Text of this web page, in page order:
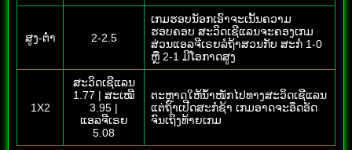
ສູງ-ຕ່ຳ 2-2.5
ເກມຮອບນັອກເອົາຈະເນັ້ນຄວາມ
ຮອບຄອບ ສະວິດເຊີແລນຈະຄອງເກມ
ສ່ວນແອລຈີເຣຍລໍຖ້າສວນກັບ ສະກໍ 1-0
ຫຼື 2-1 ມີໂອກາດສູງ
1X2
ສະວິດເຊີແລນ
1.77 | ສະເໝີ
3.95 |
ແອລຈີເຣຍ
5.08
ຕະຫຼາດໃຫ້ນ້ຳໜັກໄປທາງສະວິດເຊີແລນ
ແຕ່ຖ້າເປີດສະກໍຊ້າ ເກມອາດຈະອຶດອັດ
ຈົນເຖິງທ້າຍເກມ